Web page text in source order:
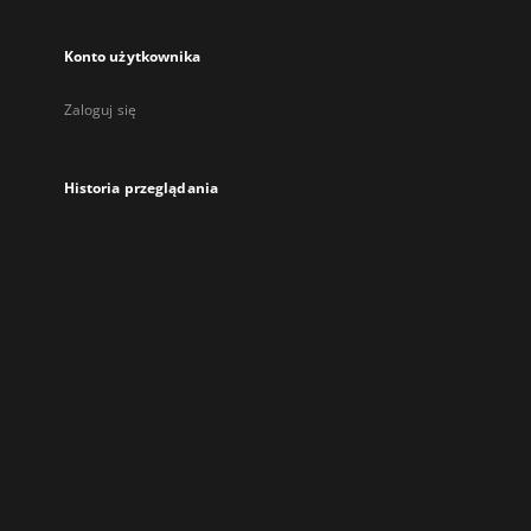
Konto użytkownika
Zaloguj się
Historia przeglądania